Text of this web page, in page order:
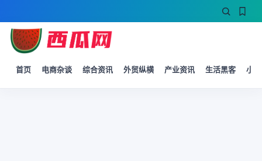
首页 电商杂谈 综合资讯 外贸纵横 产业资讯 生活黑客 小